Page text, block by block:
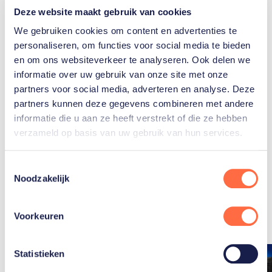
Deze website maakt gebruik van cookies
We gebruiken cookies om content en advertenties te
personaliseren, om functies voor social media te bieden
en om ons websiteverkeer te analyseren. Ook delen we
informatie over uw gebruik van onze site met onze
partners voor social media, adverteren en analyse. Deze
partners kunnen deze gegevens combineren met andere
informatie die u aan ze heeft verstrekt of die ze hebben
verzameld op basis van uw gebruik van hun services.
Noodzakelijk
Voorkeuren
Statistieken
Gerelateerde teams
Schoonspringen
Gerelateerde